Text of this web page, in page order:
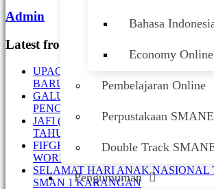
Bahasa
Economy
Pembelajaran Online
Perpustakaan
Double Track
Pengumuman
Admin
Latest from Admin
UPACARA BENDERA PERDANA
BARU, SMAN 1 KARANGAN
GALUH AJENG (XII B) SMANESKA
PENCAK SILAT
JAFI (X E) SMANESKA RAIH
TAHUN 2026
FIFGROUP CABANG
WORKSHOP DI SMANESKA
SELAMAT HARI ANAK NASIONAL
SMAN 1 KARANGAN